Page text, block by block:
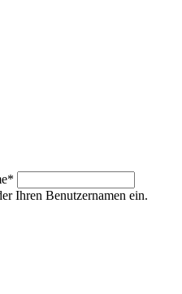
*
Ihren Benutzernamen ein.